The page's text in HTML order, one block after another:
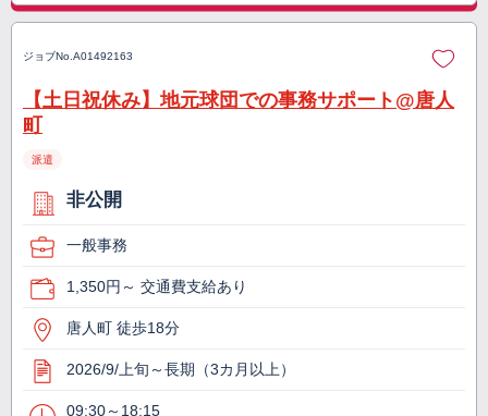
ジョブNo. A01492163
【土日祝休み】地元球団での事務サポート@唐人
町
派遣
非公開
一般事務
1,350円～ 交通費支給あり
唐人町 徒歩18分
2026/9/上旬～長期（3カ月以上）
09:30～18:15